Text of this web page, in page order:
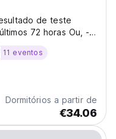
de teste
72 horas Ou, -
11 eventos
Dormitórios a partir de
€34.06